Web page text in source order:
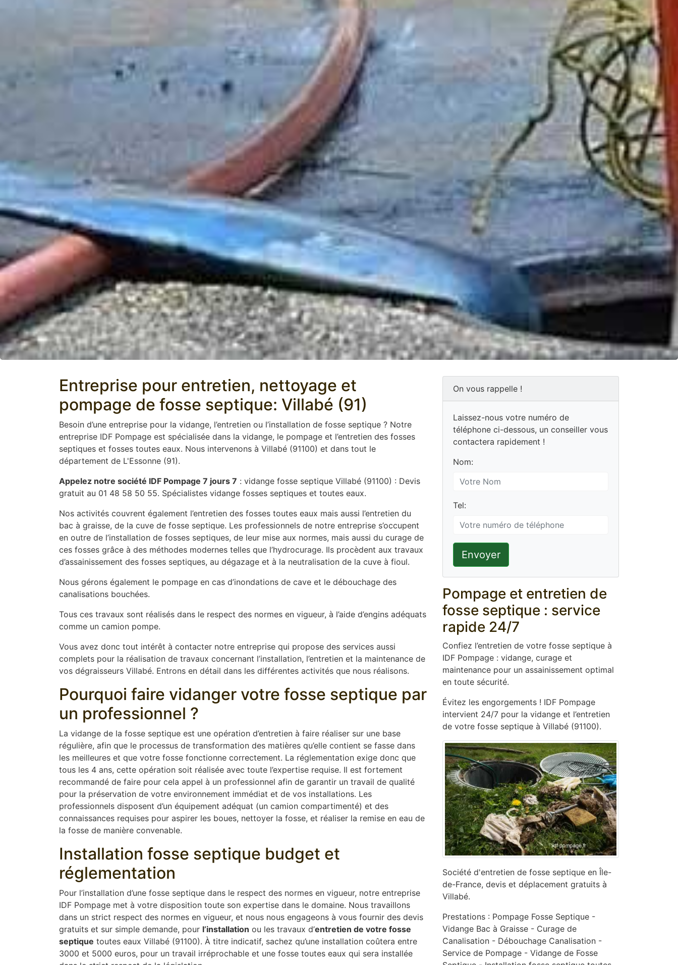
Entreprise pour entretien, nettoyage et
pompage de fosse septique: Villabé (91)
Besoin d’une entreprise pour la vidange, l’entretien ou l’installation de fosse septique ? Notre
entreprise IDF Pompage est spécialisée dans la vidange, le pompage et l’entretien des fosses
septiques et fosses toutes eaux. Nous intervenons à Villabé (91100) et dans tout le
département de L'Essonne (91).
Appelez notre société IDF Pompage 7 jours 7 : vidange fosse septique Villabé (91100) : Devis
gratuit au 01 48 58 50 55. Spécialistes vidange fosses septiques et toutes eaux.
Nos activités couvrent également l’entretien des fosses toutes eaux mais aussi l’entretien du
bac à graisse, de la cuve de fosse septique. Les professionnels de notre entreprise s’occupent
en outre de l’installation de fosses septiques, de leur mise aux normes, mais aussi du curage de
ces fosses grâce à des méthodes modernes telles que l’hydrocurage. Ils procèdent aux travaux
d’assainissement des fosses septiques, au dégazage et à la neutralisation de la cuve à fioul.
Nous gérons également le pompage en cas d’inondations de cave et le débouchage des
canalisations bouchées.
Tous ces travaux sont réalisés dans le respect des normes en vigueur, à l’aide d’engins adéquats
comme un camion pompe.
Vous avez donc tout intérêt à contacter notre entreprise qui propose des services aussi
complets pour la réalisation de travaux concernant l’installation, l’entretien et la maintenance de
vos dégraisseurs Villabé. Entrons en détail dans les différentes activités que nous réalisons.
Pourquoi faire vidanger votre fosse septique par
un professionnel ?
La vidange de la fosse septique est une opération d’entretien à faire réaliser sur une base
régulière, afin que le processus de transformation des matières qu’elle contient se fasse dans
les meilleures et que votre fosse fonctionne correctement. La réglementation exige donc que
tous les 4 ans, cette opération soit réalisée avec toute l’expertise requise. Il est fortement
recommandé de faire pour cela appel à un professionnel afin de garantir un travail de qualité
pour la préservation de votre environnement immédiat et de vos installations. Les
professionnels disposent d’un équipement adéquat (un camion compartimenté) et des
connaissances requises pour aspirer les boues, nettoyer la fosse, et réaliser la remise en eau de
la fosse de manière convenable.
Installation fosse septique budget et
réglementation
Pour l’installation d’une fosse septique dans le respect des normes en vigueur, notre entreprise
IDF Pompage met à votre disposition toute son expertise dans le domaine. Nous travaillons
dans un strict respect des normes en vigueur, et nous nous engageons à vous fournir des devis
gratuits et sur simple demande, pour l’installation ou les travaux d’entretien de votre fosse
septique toutes eaux Villabé (91100). À titre indicatif, sachez qu’une installation coûtera entre
3000 et 5000 euros, pour un travail irréprochable et une fosse toutes eaux qui sera installée
On vous rappelle !
Laissez-nous votre numéro de
téléphone ci-dessous, un conseiller vous
contactera rapidement !
Nom:
Tel:
Envoyer
Pompage et entretien de
fosse septique : service
rapide 24/7
Confiez l’entretien de votre fosse septique à
IDF Pompage : vidange, curage et
maintenance pour un assainissement optimal
en toute sécurité.
Évitez les engorgements ! IDF Pompage
intervient 24/7 pour la vidange et l’entretien
de votre fosse septique à Villabé (91100).
Société d'entretien de fosse septique en Île-
de-France, devis et déplacement gratuits à
Villabé.
Prestations : Pompage Fosse Septique -
Vidange Bac à Graisse - Curage de
Canalisation - ‎Débouchage Canalisation -
‎Service de Pompage - ‎Vidange de Fosse